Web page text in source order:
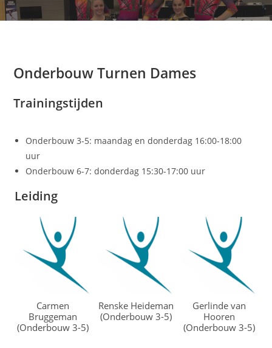
Onderbouw Turnen Dames
Trainingstijden
Onderbouw 3-5: maandag en donderdag 16:00-18:00
uur
Onderbouw 6-7: donderdag 15:30-17:00 uur
Leiding
Carmen
Bruggeman
(Onderbouw 3-5)
Renske Heideman
(Onderbouw 3-5)
Gerlinde van
Hooren
(Onderbouw 3-5)